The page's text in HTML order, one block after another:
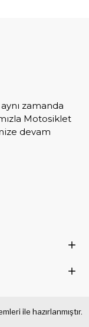
zamanda
Motosiklet
devam
ile hazırlanmıştır.